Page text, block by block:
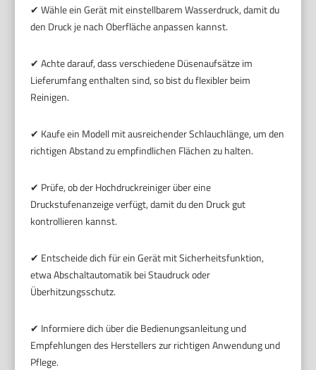
✔ Wähle ein Gerät mit einstellbarem Wasserdruck, damit du
den Druck je nach Oberfläche anpassen kannst.
✔ Achte darauf, dass verschiedene Düsenaufsätze im
Lieferumfang enthalten sind, so bist du flexibler beim
Reinigen.
✔ Kaufe ein Modell mit ausreichender Schlauchlänge, um den
richtigen Abstand zu empfindlichen Flächen zu halten.
✔ Prüfe, ob der Hochdruckreiniger über eine
Druckstufenanzeige verfügt, damit du den Druck gut
kontrollieren kannst.
✔ Entscheide dich für ein Gerät mit Sicherheitsfunktion,
etwa Abschaltautomatik bei Staudruck oder
Überhitzungsschutz.
✔ Informiere dich über die Bedienungsanleitung und
Empfehlungen des Herstellers zur richtigen Anwendung und
Pflege.